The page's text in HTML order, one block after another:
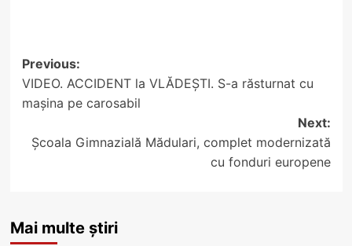
Post
navigation
Previous:
VIDEO. ACCIDENT la VLĂDEȘTI. S-a răsturnat cu
mașina pe carosabil
Next:
Școala Gimnazială Mădulari, complet modernizată
cu fonduri europene
Mai multe știri